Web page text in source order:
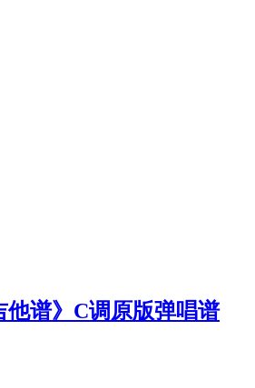
他谱》C调原版弹唱谱